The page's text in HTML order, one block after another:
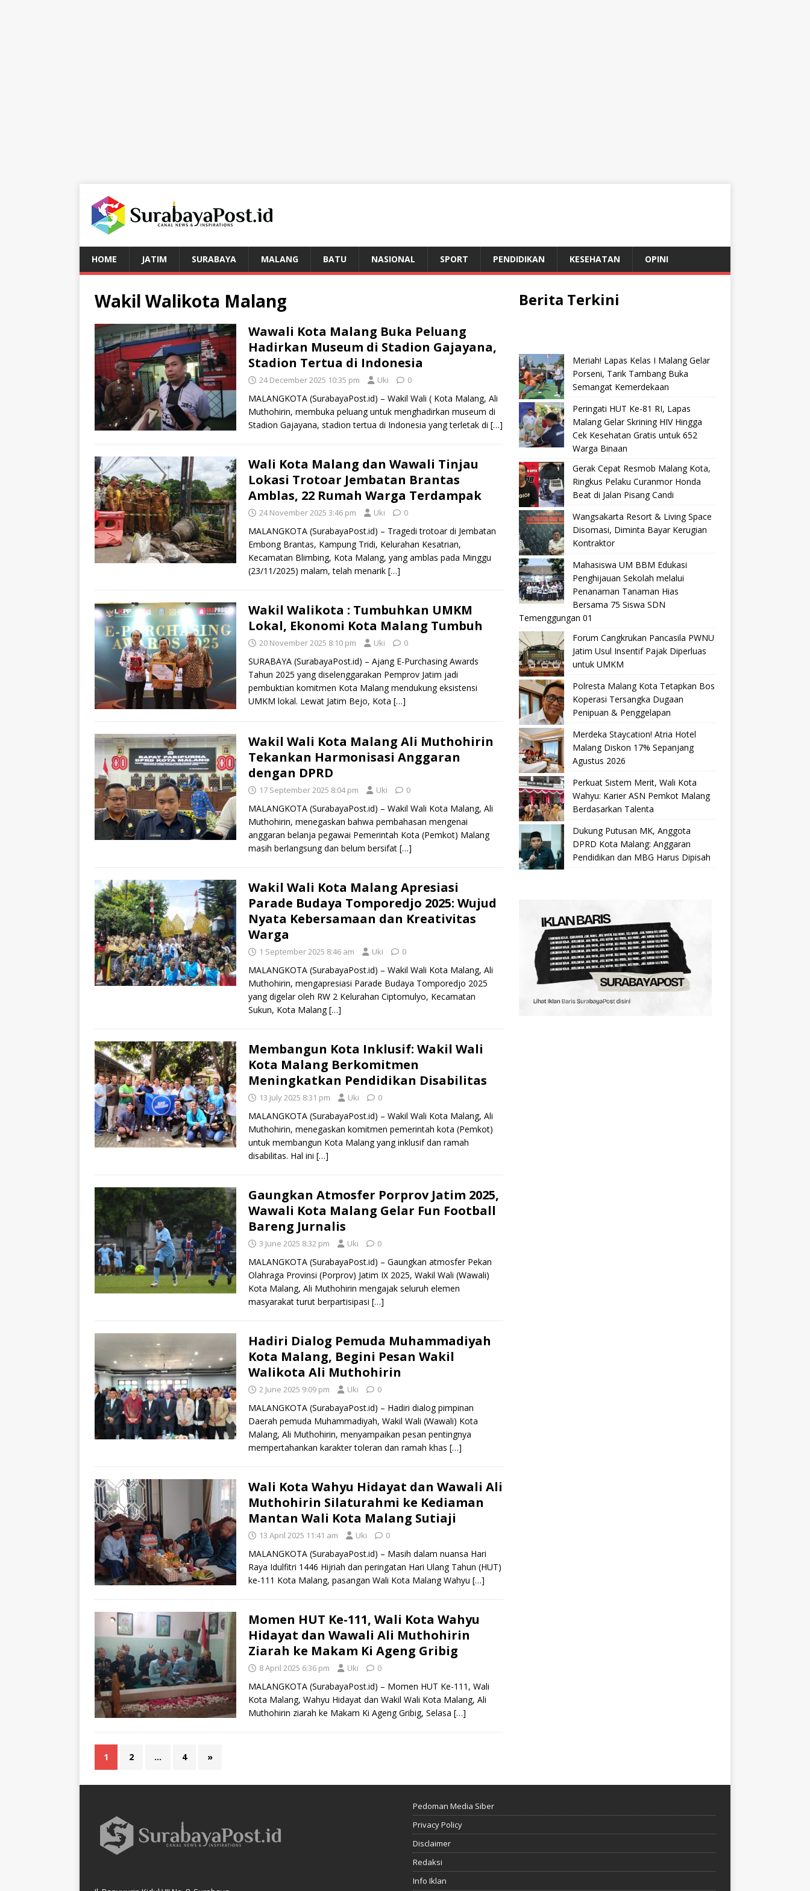
HOME JATIM SURABAYA MALANG BATU NASIONAL SPORT PENDIDIKAN KESEHATAN OPINI
Wakil Walikota Malang
Wawali Kota Malang Buka Peluang
Hadirkan Museum di Stadion Gajayana,
Stadion Tertua di Indonesia
24 December 2025 10:35 pm Uki 0
MALANGKOTA (SurabayaPost.id) – Wakil Wali ( Kota Malang, Ali
Muthohirin, membuka peluang untuk menghadirkan museum di
Stadion Gajayana, stadion tertua di Indonesia yang terletak di […]
Wali Kota Malang dan Wawali Tinjau
Lokasi Trotoar Jembatan Brantas
Amblas, 22 Rumah Warga Terdampak
24 November 2025 3:46 pm Uki 0
MALANGKOTA (SurabayaPost.id) – Tragedi trotoar di Jembatan
Embong Brantas, Kampung Tridi, Kelurahan Kesatrian,
Kecamatan Blimbing, Kota Malang, yang amblas pada Minggu
(23/11/2025) malam, telah menarik […]
Wakil Walikota : Tumbuhkan UMKM
Lokal, Ekonomi Kota Malang Tumbuh
20 November 2025 8:10 pm Uki 0
SURABAYA (SurabayaPost.id) – Ajang E-Purchasing Awards
Tahun 2025 yang diselenggarakan Pemprov Jatim jadi
pembuktian komitmen Kota Malang mendukung eksistensi
UMKM lokal. Lewat Jatim Bejo, Kota […]
Wakil Wali Kota Malang Ali Muthohirin
Tekankan Harmonisasi Anggaran
dengan DPRD
17 September 2025 8:04 pm Uki 0
MALANGKOTA (SurabayaPost.id) – Wakil Wali Kota Malang, Ali
Muthohirin, menegaskan bahwa pembahasan mengenai
anggaran belanja pegawai Pemerintah Kota (Pemkot) Malang
masih berlangsung dan belum bersifat […]
Wakil Wali Kota Malang Apresiasi
Parade Budaya Tomporedjo 2025: Wujud
Nyata Kebersamaan dan Kreativitas
Warga
1 September 2025 8:46 am Uki 0
MALANGKOTA (SurabayaPost.id) – Wakil Wali Kota Malang, Ali
Muthohirin, mengapresiasi Parade Budaya Tomporedjo 2025
yang digelar oleh RW 2 Kelurahan Ciptomulyo, Kecamatan
Sukun, Kota Malang[…]
Membangun Kota Inklusif: Wakil Wali
Kota Malang Berkomitmen
Meningkatkan Pendidikan Disabilitas
13 July 2025 8:31 pm Uki 0
MALANGKOTA (SurabayaPost.id) – Wakil Wali Kota Malang, Ali
Muthohirin, menegaskan komitmen pemerintah kota (Pemkot)
untuk membangun Kota Malang yang inklusif dan ramah
disabilitas. Hal ini […]
Gaungkan Atmosfer Porprov Jatim 2025,
Wawali Kota Malang Gelar Fun Football
Bareng Jurnalis
3 June 2025 8:32 pm Uki 0
MALANGKOTA (SurabayaPost.id) – Gaungkan atmosfer Pekan
Olahraga Provinsi (Porprov) Jatim IX 2025, Wakil Wali (Wawali)
Kota Malang, Ali Muthohirin mengajak seluruh elemen
masyarakat turut berpartisipasi […]
Hadiri Dialog Pemuda Muhammadiyah
Kota Malang, Begini Pesan Wakil
Walikota Ali Muthohirin
2 June 2025 9:09 pm Uki 0
MALANGKOTA (SurabayaPost.id) – Hadiri dialog pimpinan
Daerah pemuda Muhammadiyah, Wakil Wali (Wawali) Kota
Malang, Ali Muthohirin, menyampaikan pesan pentingnya
mempertahankan karakter toleran dan ramah khas […]
Wali Kota Wahyu Hidayat dan Wawali Ali
Muthohirin Silaturahmi ke Kediaman
Mantan Wali Kota Malang Sutiaji
13 April 2025 11:41 am Uki 0
MALANGKOTA (SurabayaPost.id) – Masih dalam nuansa Hari
Raya Idulfitri 1446 Hijriah dan peringatan Hari Ulang Tahun (HUT)
ke-111 Kota Malang, pasangan Wali Kota Malang Wahyu […]
Momen HUT Ke-111, Wali Kota Wahyu
Hidayat dan Wawali Ali Muthohirin
Ziarah ke Makam Ki Ageng Gribig
8 April 2025 6:36 pm Uki 0
MALANGKOTA (SurabayaPost.id) – Momen HUT Ke-111, Wali
Kota Malang, Wahyu Hidayat dan Wakil Wali Kota Malang, Ali
Muthohirin ziarah ke Makam Ki Ageng Gribig, Selasa […]
1 2 … 4 »
Berita Terkini
Meriah! Lapas Kelas I Malang Gelar
Porseni, Tarik Tambang Buka
Semangat Kemerdekaan
Peringati HUT Ke-81 RI, Lapas
Malang Gelar Skrining HIV Hingga
Cek Kesehatan Gratis untuk 652
Warga Binaan
Gerak Cepat Resmob Malang Kota,
Ringkus Pelaku Curanmor Honda
Beat di Jalan Pisang Candi
Wangsakarta Resort & Living Space
Disomasi, Diminta Bayar Kerugian
Kontraktor
Mahasiswa UM BBM Edukasi
Penghijauan Sekolah melalui
Penanaman Tanaman Hias
Bersama 75 Siswa SDN
Temenggungan 01
Forum Cangkrukan Pancasila PWNU
Jatim Usul Insentif Pajak Diperluas
untuk UMKM
Polresta Malang Kota Tetapkan Bos
Koperasi Tersangka Dugaan
Penipuan & Penggelapan
Merdeka Staycation! Atria Hotel
Malang Diskon 17% Sepanjang
Agustus 2026
Perkuat Sistem Merit, Wali Kota
Wahyu: Karier ASN Pemkot Malang
Berdasarkan Talenta
Dukung Putusan MK, Anggota
DPRD Kota Malang: Anggaran
Pendidikan dan MBG Harus Dipisah
Pedoman Media Siber
Privacy Policy
Disclaimer
Redaksi
Info Iklan